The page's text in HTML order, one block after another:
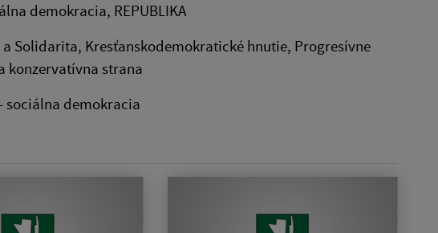
demokracia, REPUBLIKA
Solidarita, Kresťanskodemokratické hnutie, Progresívne
konzervatívna strana
sociálna demokracia